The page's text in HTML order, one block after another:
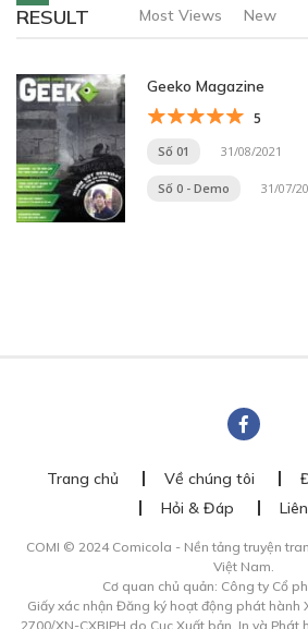
RESULT
Most Views New
Geeko Magazine
5
Số 01 31/08/2021
Số 0 - Demo 31/07/
Trang chủ Về chúng tôi
Hỏi & Đáp
COMI © 2024 Comicola - Nền tảng truyện
Việt Nam.
Cơ quan chủ quản: Công ty Cổ
Giấy xác nhận Đăng ký hoạt động phát hành
2700/XN-CXBIPH do Cục Xuất bản, In và